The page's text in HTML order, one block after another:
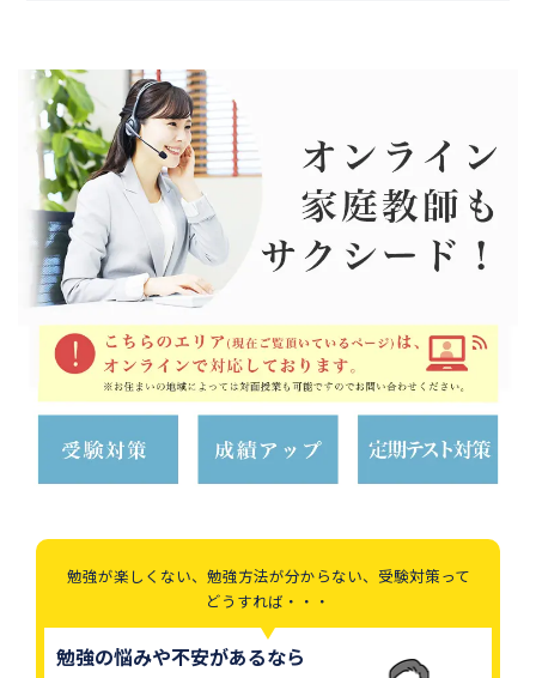
勉強が楽しくない、勉強方法が分からない、受験対策って
どうすれば・・・
勉強の悩みや不安があるなら